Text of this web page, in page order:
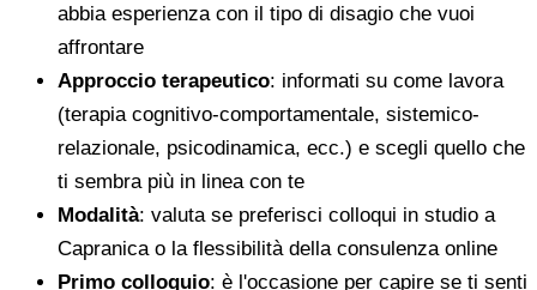
abbia esperienza con il tipo di disagio che vuoi
affrontare
Approccio terapeutico: informati su come lavora
(terapia cognitivo-comportamentale, sistemico-
relazionale, psicodinamica, ecc.) e scegli quello che
ti sembra più in linea con te
Modalità: valuta se preferisci colloqui in studio a
Capranica o la flessibilità della consulenza online
Primo colloquio: è l'occasione per capire se ti senti